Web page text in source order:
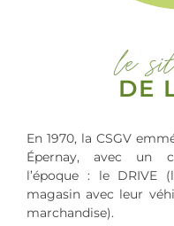
le
DE
En 1970, la CSGV
Épernay, avec un
l’époque : le DRIVE
magasin avec leur
marchandise).